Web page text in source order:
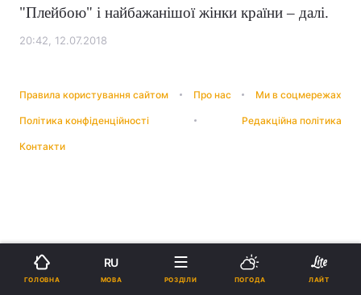
"Плейбою" і найбажанішої жінки країни – далі.
20:42, 12.07.2018
Правила користування сайтом Про нас Ми в соцмережах
Політика конфіденційності Редакційна політика
Контакти
ГОЛОВНА
RU
МОВА РОЗДІЛИ ПОГОДА ЛАЙТ